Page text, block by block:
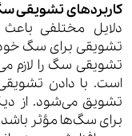
کاربردهای
دلایل مختلفی
تشویقی برای سگ خود
تشویقی سگ را لازم
است. با دادن
تشویق می‌شود. از
برای سگ‌ها مؤثر باشد